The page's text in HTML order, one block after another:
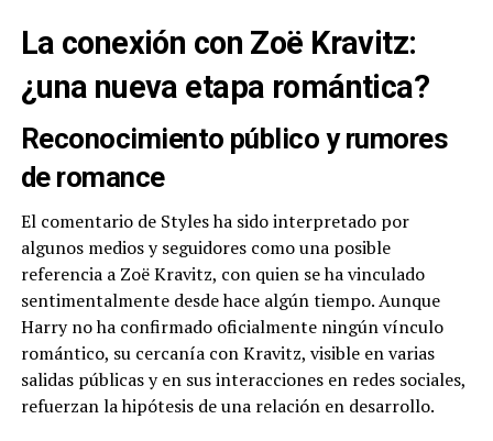
La conexión con Zoë Kravitz:
¿una nueva etapa romántica?
Reconocimiento público y rumores
de romance
El comentario de Styles ha sido interpretado por
algunos medios y seguidores como una posible
referencia a Zoë Kravitz, con quien se ha vinculado
sentimentalmente desde hace algún tiempo. Aunque
Harry no ha confirmado oficialmente ningún vínculo
romántico, su cercanía con Kravitz, visible en varias
salidas públicas y en sus interacciones en redes sociales,
refuerzan la hipótesis de una relación en desarrollo.